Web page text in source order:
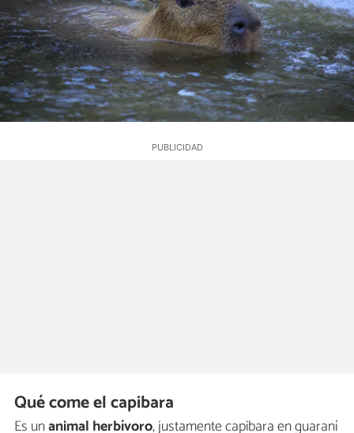
Qué come el capibara
Es unanimal herbívoro, justamente capibara en guaraní